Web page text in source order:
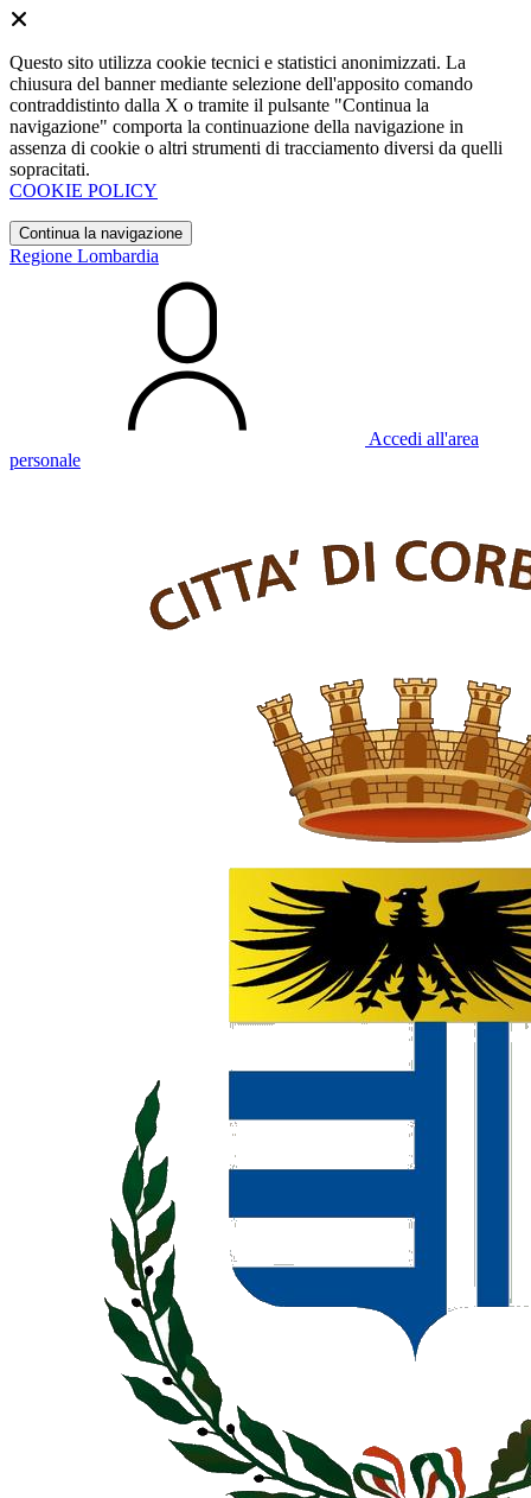
Questo sito utilizza cookie tecnici e statistici anonimizzati. La
chiusura del banner mediante selezione dell'apposito comando
contraddistinto dalla X o tramite il pulsante "Continua la
navigazione" comporta la continuazione della navigazione in
assenza di cookie o altri strumenti di tracciamento diversi da quelli
sopracitati.
COOKIE POLICY
Continua la navigazione
Regione Lombardia
Accedi all'area
personale